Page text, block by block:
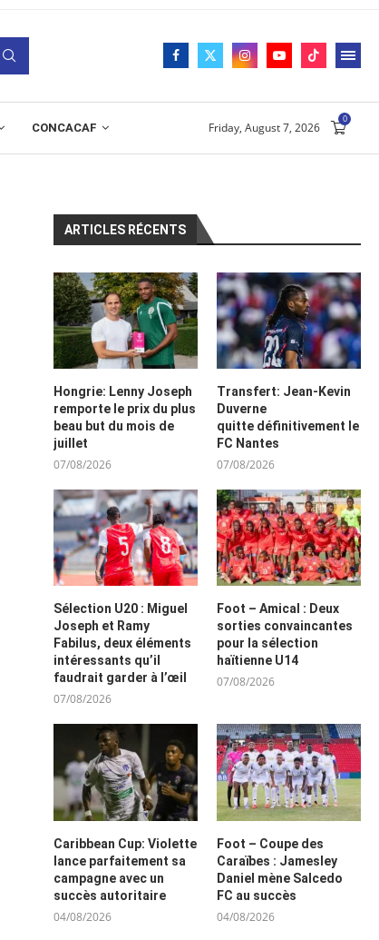
CONCACAF Friday, August 7, 2026
0
ARTICLES RÉCENTS
Hongrie: Lenny Joseph
remporte le prix du plus
beau but du mois de
juillet
07/08/2026
Transfert: Jean-Kevin
Duverne
quitte définitivement le
FC Nantes
07/08/2026
Sélection U20 : Miguel
Joseph et Ramy
Fabilus, deux éléments
intéressants qu’il
faudrait garder à l’œil
07/08/2026
Foot – Amical : Deux
sorties convaincantes
pour la sélection
haïtienne U14
07/08/2026
Caribbean Cup: Violette
lance parfaitement sa
campagne avec un
succès autoritaire
04/08/2026
Foot – Coupe des
Caraïbes : Jamesley
Daniel mène Salcedo
FC au succès
04/08/2026